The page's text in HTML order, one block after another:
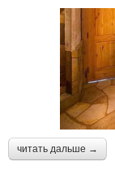
читать дальше →